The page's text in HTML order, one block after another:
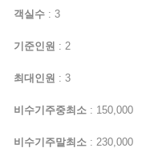
객실수 : 3
기준인원 : 2
최대인원 : 3
비수기주중최소 : 150,000
비수기주말최소 : 230,000